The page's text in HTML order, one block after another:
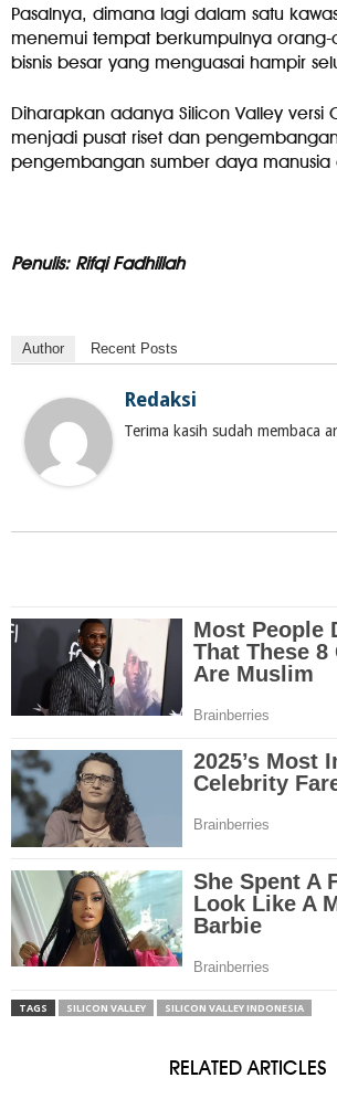
Pasalnya, dimana lagi dalam satu
menemui tempat berkumpulnya
bisnis besar yang menguasai hampir
Diharapkan adanya Silicon Valley
menjadi pusat riset dan pengembangan
pengembangan sumber daya manusia
Penulis: Rifqi Fadhillah
Author Recent Posts
Redaksi
Terima kasih sudah membaca
TAGS SILICON VALLEY SILICON VALLEY INDONESIA
RELATED ARTICLES